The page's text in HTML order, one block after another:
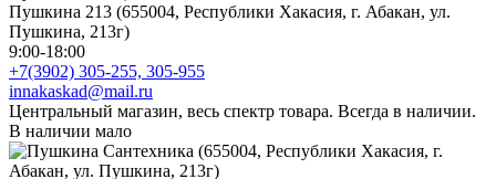
Пушкина 213 (655004, Республики Хакасия, г. Абакан, ул.
Пушкина, 213г)
9:00-18:00
+7(3902) 305-255, 305-955
innakaskad@mail.ru
Центральный магазин, весь спектр товара. Всегда в наличии.
В наличии мало